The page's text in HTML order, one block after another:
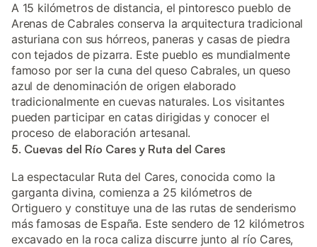
A 15 kilómetros de distancia, el pintoresco pueblo de
Arenas de Cabrales conserva la arquitectura tradicional
asturiana con sus hórreos, paneras y casas de piedra
con tejados de pizarra. Este pueblo es mundialmente
famoso por ser la cuna del queso Cabrales, un queso
azul de denominación de origen elaborado
tradicionalmente en cuevas naturales. Los visitantes
pueden participar en catas dirigidas y conocer el
proceso de elaboración artesanal.
5. Cuevas del Río Cares y Ruta del Cares
La espectacular Ruta del Cares, conocida como la
garganta divina, comienza a 25 kilómetros de
Ortiguero y constituye una de las rutas de senderismo
más famosas de España. Este sendero de 12 kilómetros
excavado en la roca caliza discurre junto al río Cares,